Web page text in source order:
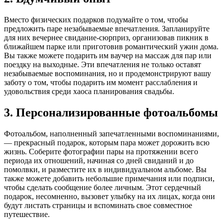
Вместо физических подарков подумайте о том, чтобы
предложить паре незабываемые впечатления. Запланируйте
для них вечернее свидание-сюрприз, организовав пикник в
ближайшем парке или приготовив романтический ужин дома.
Вы также можете подарить им ваучер на массаж для пар или
поездку на выходные. Эти впечатления не только оставят
незабываемые воспоминания, но и продемонстрируют вашу
заботу о том, чтобы подарить им момент расслабления и
удовольствия среди хаоса планирования свадьбы.
3. Персонализированные фотоальбомы
Фотоальбом, наполненный запечатленными воспоминаниями,
— прекрасный подарок, которым пара может дорожить всю
жизнь. Соберите фотографии пары на протяжении всего
периода их отношений, начиная со дней свиданий и до
помолвки, и разместите их в индивидуальном альбоме. Вы
также можете добавить небольшие примечания или подписи,
чтобы сделать сообщение более личным. Этот сердечный
подарок, несомненно, вызовет улыбку на их лицах, когда они
будут листать страницы и вспоминать свое совместное
путешествие.